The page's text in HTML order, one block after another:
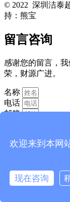
© 2022 深圳洁泰
持：熊宝
留言咨询
感谢您的留言，
荣，财源广进。
名称
电话
邮箱
消息
欢迎来到本网
现在咨询